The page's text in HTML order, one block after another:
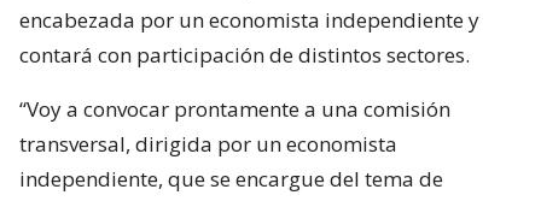
encabezada por un economista independiente y
contará con participación de distintos sectores.
“Voy a convocar prontamente a una comisión
transversal, dirigida por un economista
independiente, que se encargue del tema de